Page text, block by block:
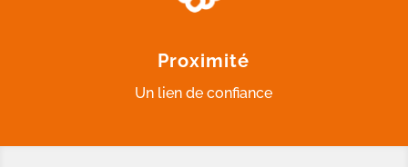
Proximité
Un lien de confiance